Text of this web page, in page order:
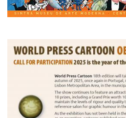
Imagen